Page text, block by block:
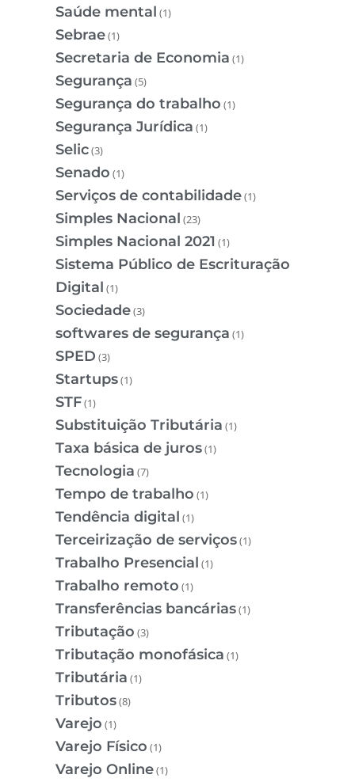
Saúde mental (1)
Sebrae(1)
Secretaria de Economia (1)
Segurança (5)
Segurança do trabalho (1)
Segurança Jurídica (1)
Selic(3)
Senado (1)
Serviços de contabilidade(1)
Simples Nacional (23)
Simples Nacional 2021 (1)
Sistema Público de Escrituração
Digital (1)
Sociedade(3)
softwares de segurança (1)
SPED (3)
Startups(1)
STF(1)
Substituição Tributária (1)
Taxa básica de juros(1)
Tecnologia (7)
Tempo de trabalho (1)
Tendência digital (1)
Terceirização de serviços(1)
Trabalho Presencial (1)
Trabalho remoto (1)
Transferências bancárias(1)
Tributação (3)
Tributação monofásica (1)
Tributária (1)
Tributos(8)
Varejo (1)
Varejo Físico (1)
Varejo Online(1)